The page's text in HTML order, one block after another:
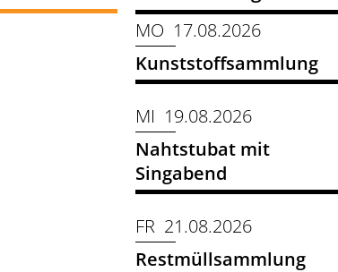
MO 17.08.2026
Kunststoffsammlung
MI 19.08.2026
Nahtstubat mit
Singabend
FR 21.08.2026
Restmüllsammlung